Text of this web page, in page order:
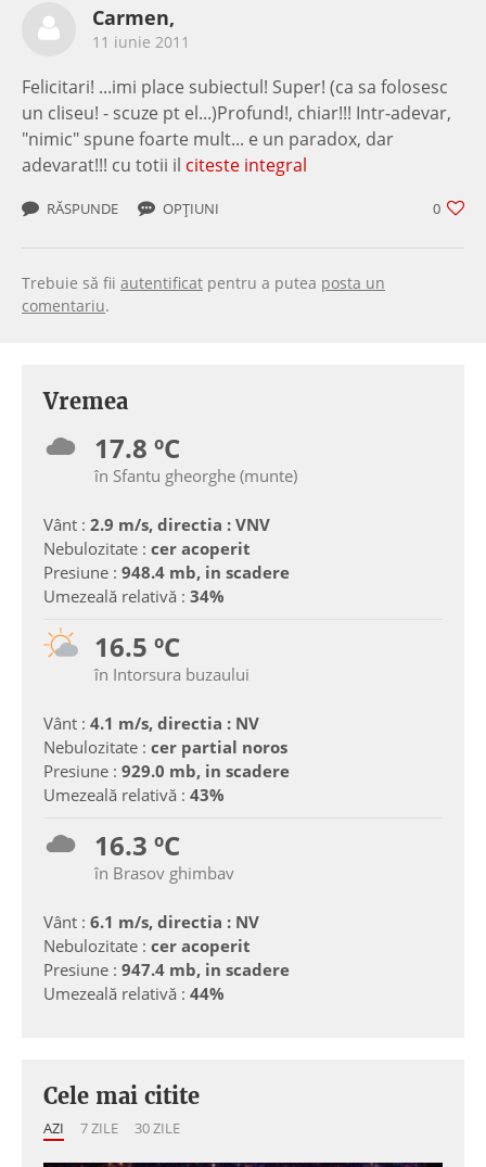
Carmen,
11 iunie 2011
Felicitari! ...imi place subiectul! Super! (ca sa folosesc
un cliseu! - scuze pt el...)Profund!, chiar!!! Intr-adevar,
"nimic" spune foarte mult... e un paradox, dar
adevarat!!! cu totii il citeste integral
0
RĂSPUNDE OPȚIUNI
Trebuie să fii autentificat pentru a putea posta un
comentariu.
Vremea
17.8 ºC
în Sfantu gheorghe (munte)
Vânt : 2.9 m/s, directia : VNV
Nebulozitate : cer acoperit
Presiune : 948.4 mb, in scadere
Umezeală relativă : 34%
16.5 ºC
în Intorsura buzaului
Vânt : 4.1 m/s, directia : NV
Nebulozitate : cer partial noros
Presiune : 929.0 mb, in scadere
Umezeală relativă : 43%
16.3 ºC
în Brasov ghimbav
Vânt : 6.1 m/s, directia : NV
Nebulozitate : cer acoperit
Presiune : 947.4 mb, in scadere
Umezeală relativă : 44%
Cele mai citite
AZI 7 ZILE 30 ZILE